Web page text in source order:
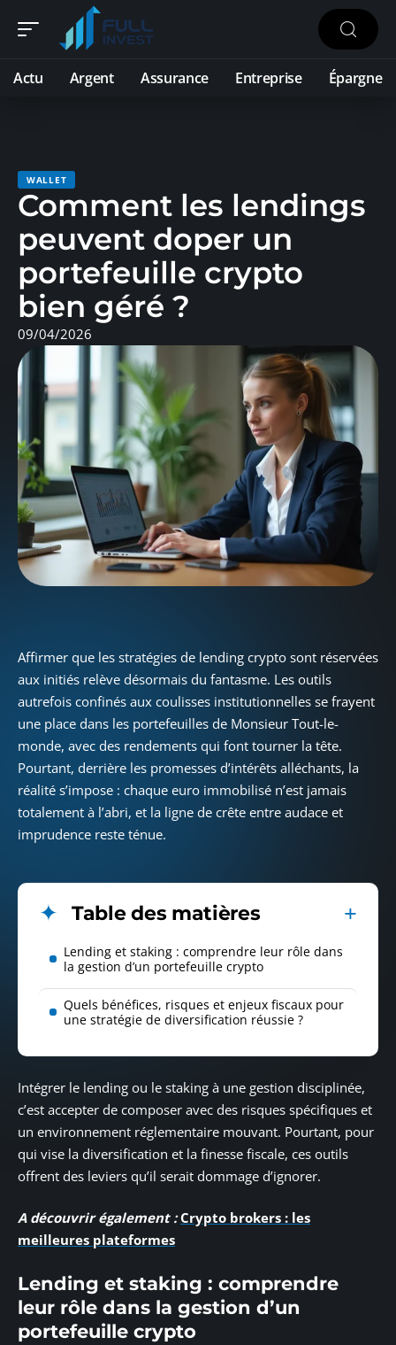
Actu Argent Assurance Entreprise Épargne
WALLET
Comment les lendings
peuvent doper un
portefeuille crypto
bien géré ?
09/04/2026
Affirmer que les stratégies de lending crypto sont réservées
aux initiés relève désormais du fantasme. Les outils
autrefois confinés aux coulisses institutionnelles se frayent
une place dans les portefeuilles de Monsieur Tout-le-
monde, avec des rendements qui font tourner la tête.
Pourtant, derrière les promesses d’intérêts alléchants, la
réalité s’impose : chaque euro immobilisé n’est jamais
totalement à l’abri, et la ligne de crête entre audace et
imprudence reste ténue.
Table des matières
Lending et staking : comprendre leur rôle dans
la gestion d’un portefeuille crypto
Quels bénéfices, risques et enjeux fiscaux pour
une stratégie de diversification réussie ?
Intégrer le lending ou le staking à une gestion disciplinée,
c’est accepter de composer avec des risques spécifiques et
un environnement réglementaire mouvant. Pourtant, pour
qui vise la diversification et la finesse fiscale, ces outils
offrent des leviers qu’il serait dommage d’ignorer.
A découvrir également : Crypto brokers : les
meilleures plateformes
Lending et staking : comprendre
leur rôle dans la gestion d’un
portefeuille crypto